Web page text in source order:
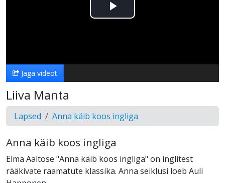
Esita
Jaga videot
Liiva Manta
Lapsed Anna käib koos ingliga
Anna käib koos ingliga
Elma Aaltose "Anna käib koos ingliga" on inglitest
rääkivate raamatute klassika. Anna seiklusi loeb Auli